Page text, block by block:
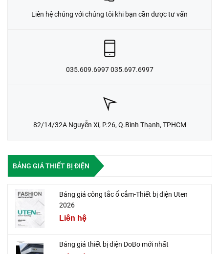
Liên hệ chúng với chúng tôi khi bạn cần được tư vấn
035.609.6997 035.697.6997
82/14/32A Nguyễn Xí, P.26, Q.Bình Thạnh, TPHCM
BẢNG GIÁ THIẾT BỊ ĐIỆN
Bảng giá công tắc ổ cắm-Thiết bị điện Uten
2026
Liên hệ
Bảng giá thiết bị điện DoBo mới nhất